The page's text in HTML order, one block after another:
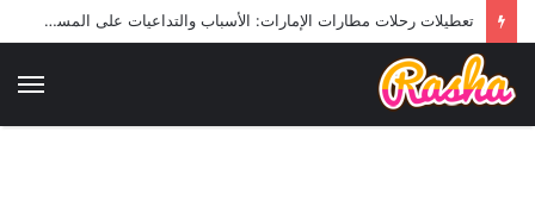
تعطيلات رحلات مطارات الإمارات: الأسباب والتداعيات على المسافرين